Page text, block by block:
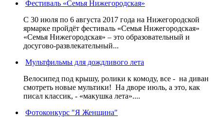
Фестиваль «Семья Нижегородская»
С 30 июля по 6 августа 2017 года на Нижегородской
ярмарке пройдёт фестиваль «Семья Нижегородская»
«Семья Нижегородская» – это образовательный и
досугово-развлекательный...
Мультфильмы для дождливого лета
Велосипед под крышу, ролики к комоду, все - на диван
смотреть новые мультики! На дворе июль, а это, как
писал классик, - «макушка лета»....
Фотоконкурс "Я Женщина"